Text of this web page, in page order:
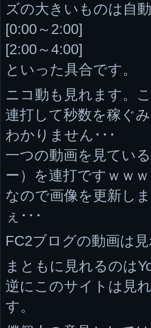
ズの大きいものは自
[0:00～2:00]
[2:00～4:00]
といった具合です。
ニコ動も見れます。
連打して秒数を稼ぐ
わかりません･･･
一つの動画を見てい
ー）を連打ですｗｗｗ
なので画像を更新し
ぇ･･･
FC2ブログの動画は
まともに見れるのは
逆にこのサイトは見
す。